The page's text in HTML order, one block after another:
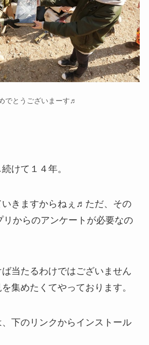
でとうございまーす♬
けて１４年。
いきますからねぇ♬ただ、その
リからのアンケートが必要なの
当たるわけではございません
集めたくてやっております。
下のリンクからインストール